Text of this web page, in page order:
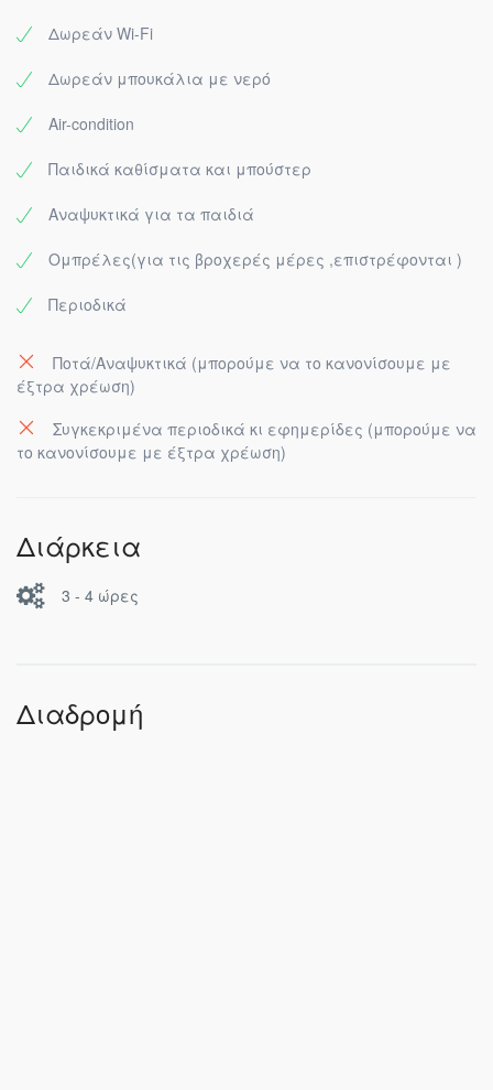
Δωρεάν Wi-Fi
Δωρεάν μπουκάλια με νερό
Air-condition
Παιδικά καθίσματα και μπούστερ
Αναψυκτικά για τα παιδιά
Ομπρέλες(για τις βροχερές μέρες ,επιστρέφονται )
Περιοδικά
Ποτά/Αναψυκτικά (μπορούμε να το κανονίσουμε με
έξτρα χρέωση)
Συγκεκριμένα περιοδικά κι εφημερίδες (μπορούμε να
το κανονίσουμε με έξτρα χρέωση)
Διάρκεια
3 - 4 ώρες
Διαδρομή